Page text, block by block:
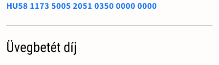
HU58 1173 5005 2051 0350 0000 0000
Üvegbetét díj